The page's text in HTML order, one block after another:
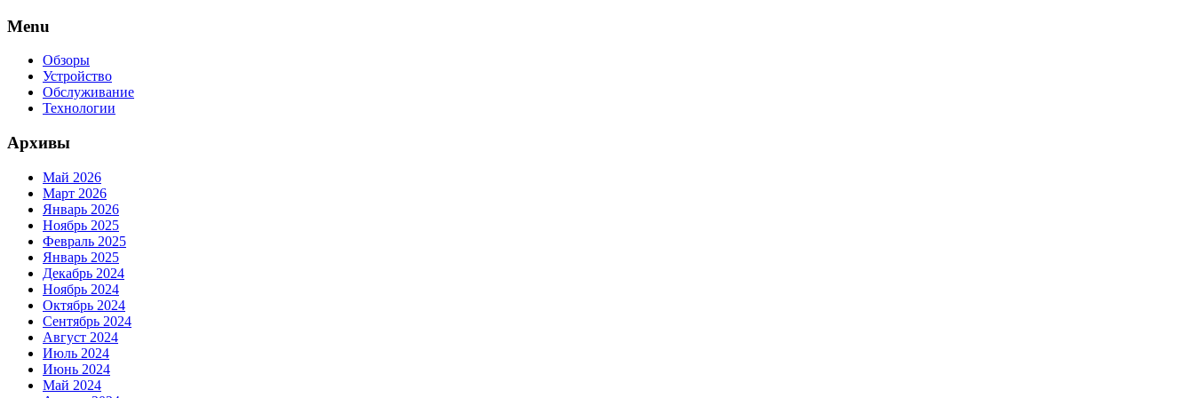
Skip
content
Menu
Обзоры
Устройство
Обслуживание
Технологии
Архивы
Май 2026
Март 2026
Январь 2026
Ноябрь 2025
Февраль 2025
Январь 2025
Декабрь 2024
Ноябрь 2024
Октябрь 2024
Сентябрь 2024
Август 2024
Июль 2024
Июнь 2024
Май 2024